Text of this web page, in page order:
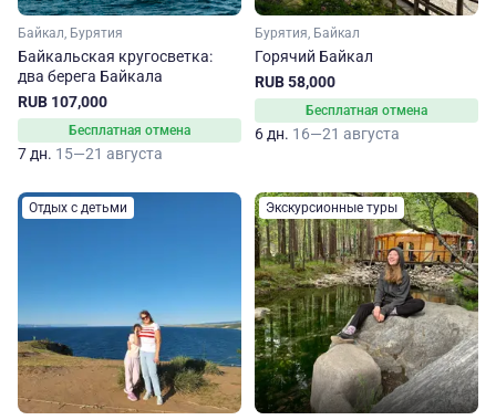
Байкал, Бурятия
Байкальская кругосветка:
два берега Байкала
RUB 107,000
Бесплатная отмена
7 дн. 15—21 августа
Бурятия, Байкал
Горячий Байкал
RUB 58,000
Бесплатная отмена
6 дн. 16—21 августа
Отдых с детьми Экскурсионные туры